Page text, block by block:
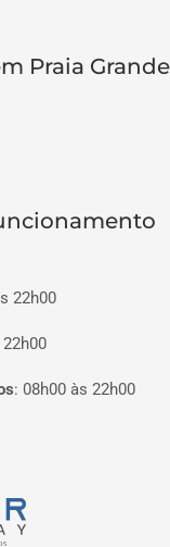
Praia Grande
22h00
: 08h00 às 22h00